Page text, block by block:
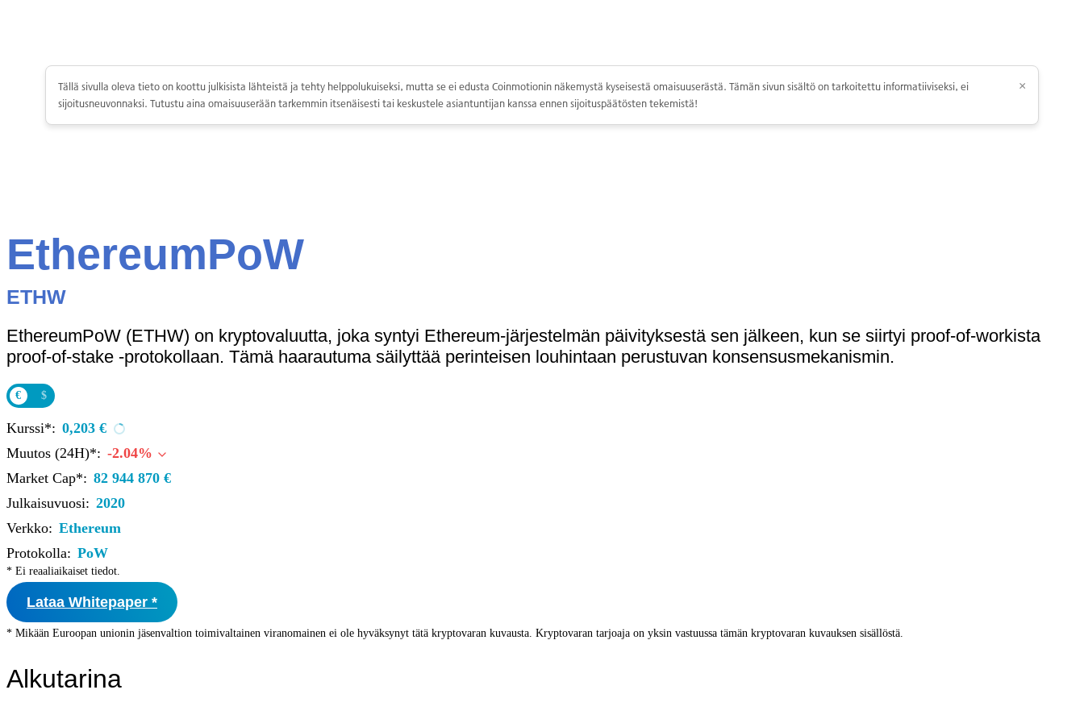
Palvelut
Kryptouutiset
Ohjekeskus
Palvelut
Yritykselle
Coinmotion Wealth
Kryptouutiset
Ohjekeskus
Kirjaudu
Rekisteröidy
Choose
language Kirjaudu sisään tilillesi
Kryptot
Tällä sivulla oleva tieto on koottu julkisista lähteistä ja tehty helppolukuiseksi, mutta se ei edusta Coinmotionin näkemystä kyseisestä omaisuuserästä. Tämän sivun sisältö on tarkoitettu informatiiviseksi, ei
sijoitusneuvonnaksi. Tutustu aina omaisuuserään tarkemmin itsenäisesti tai keskustele asiantuntijan kanssa ennen sijoituspäätösten tekemistä!
×
EthereumPoW
ETHW
EthereumPoW (ETHW) on kryptovaluutta, joka syntyi Ethereum-järjestelmän päivityksestä sen jälkeen, kun se siirtyi proof-of-workista
proof-of-stake -protokollaan. Tämä haarautuma säilyttää perinteisen louhintaan perustuvan konsensusmekanismin.
€ $
Kurssi*: 0,203 €
Muutos (24H)*: -2.04%
Market Cap*: 82 944 870 €
Julkaisuvuosi: 2020
Verkko: Ethereum
Protokolla: PoW
* Ei reaaliaikaiset tiedot.
Lataa Whitepaper *
* Mikään Euroopan unionin jäsenvaltion toimivaltainen viranomainen ei ole hyväksynyt tätä kryptovaran kuvausta. Kryptovaran tarjoaja on yksin vastuussa tämän kryptovaran kuvauksen sisällöstä.
Alkutarina